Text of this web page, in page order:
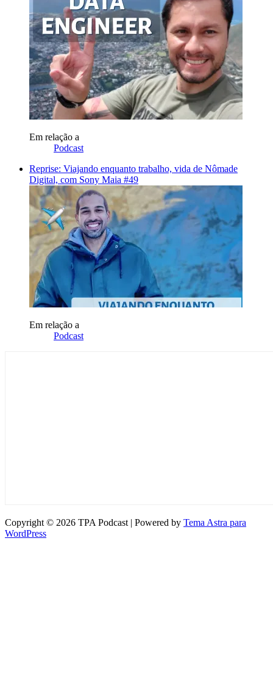
Em relação a
Podcast
Reprise: Viajando enquanto trabalho, vida de Nômade
Digital, com Sony Maia #49
Em relação a
Podcast
Copyright © 2026 TPA Podcast | Powered by Tema Astra para
WordPress